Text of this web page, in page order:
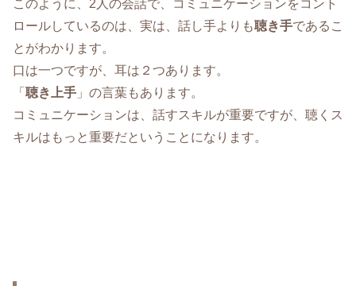
このように、2人の会話で、コミュニケーションをコント
ロールしているのは、実は、話し手よりも聴き手であるこ
とがわかります。
口は一つですが、耳は２つあります。
「 聴き上手 」の言葉もあります。
コミュニケーションは、話すスキルが重要ですが、聴くス
キルはもっと重要だということになります。